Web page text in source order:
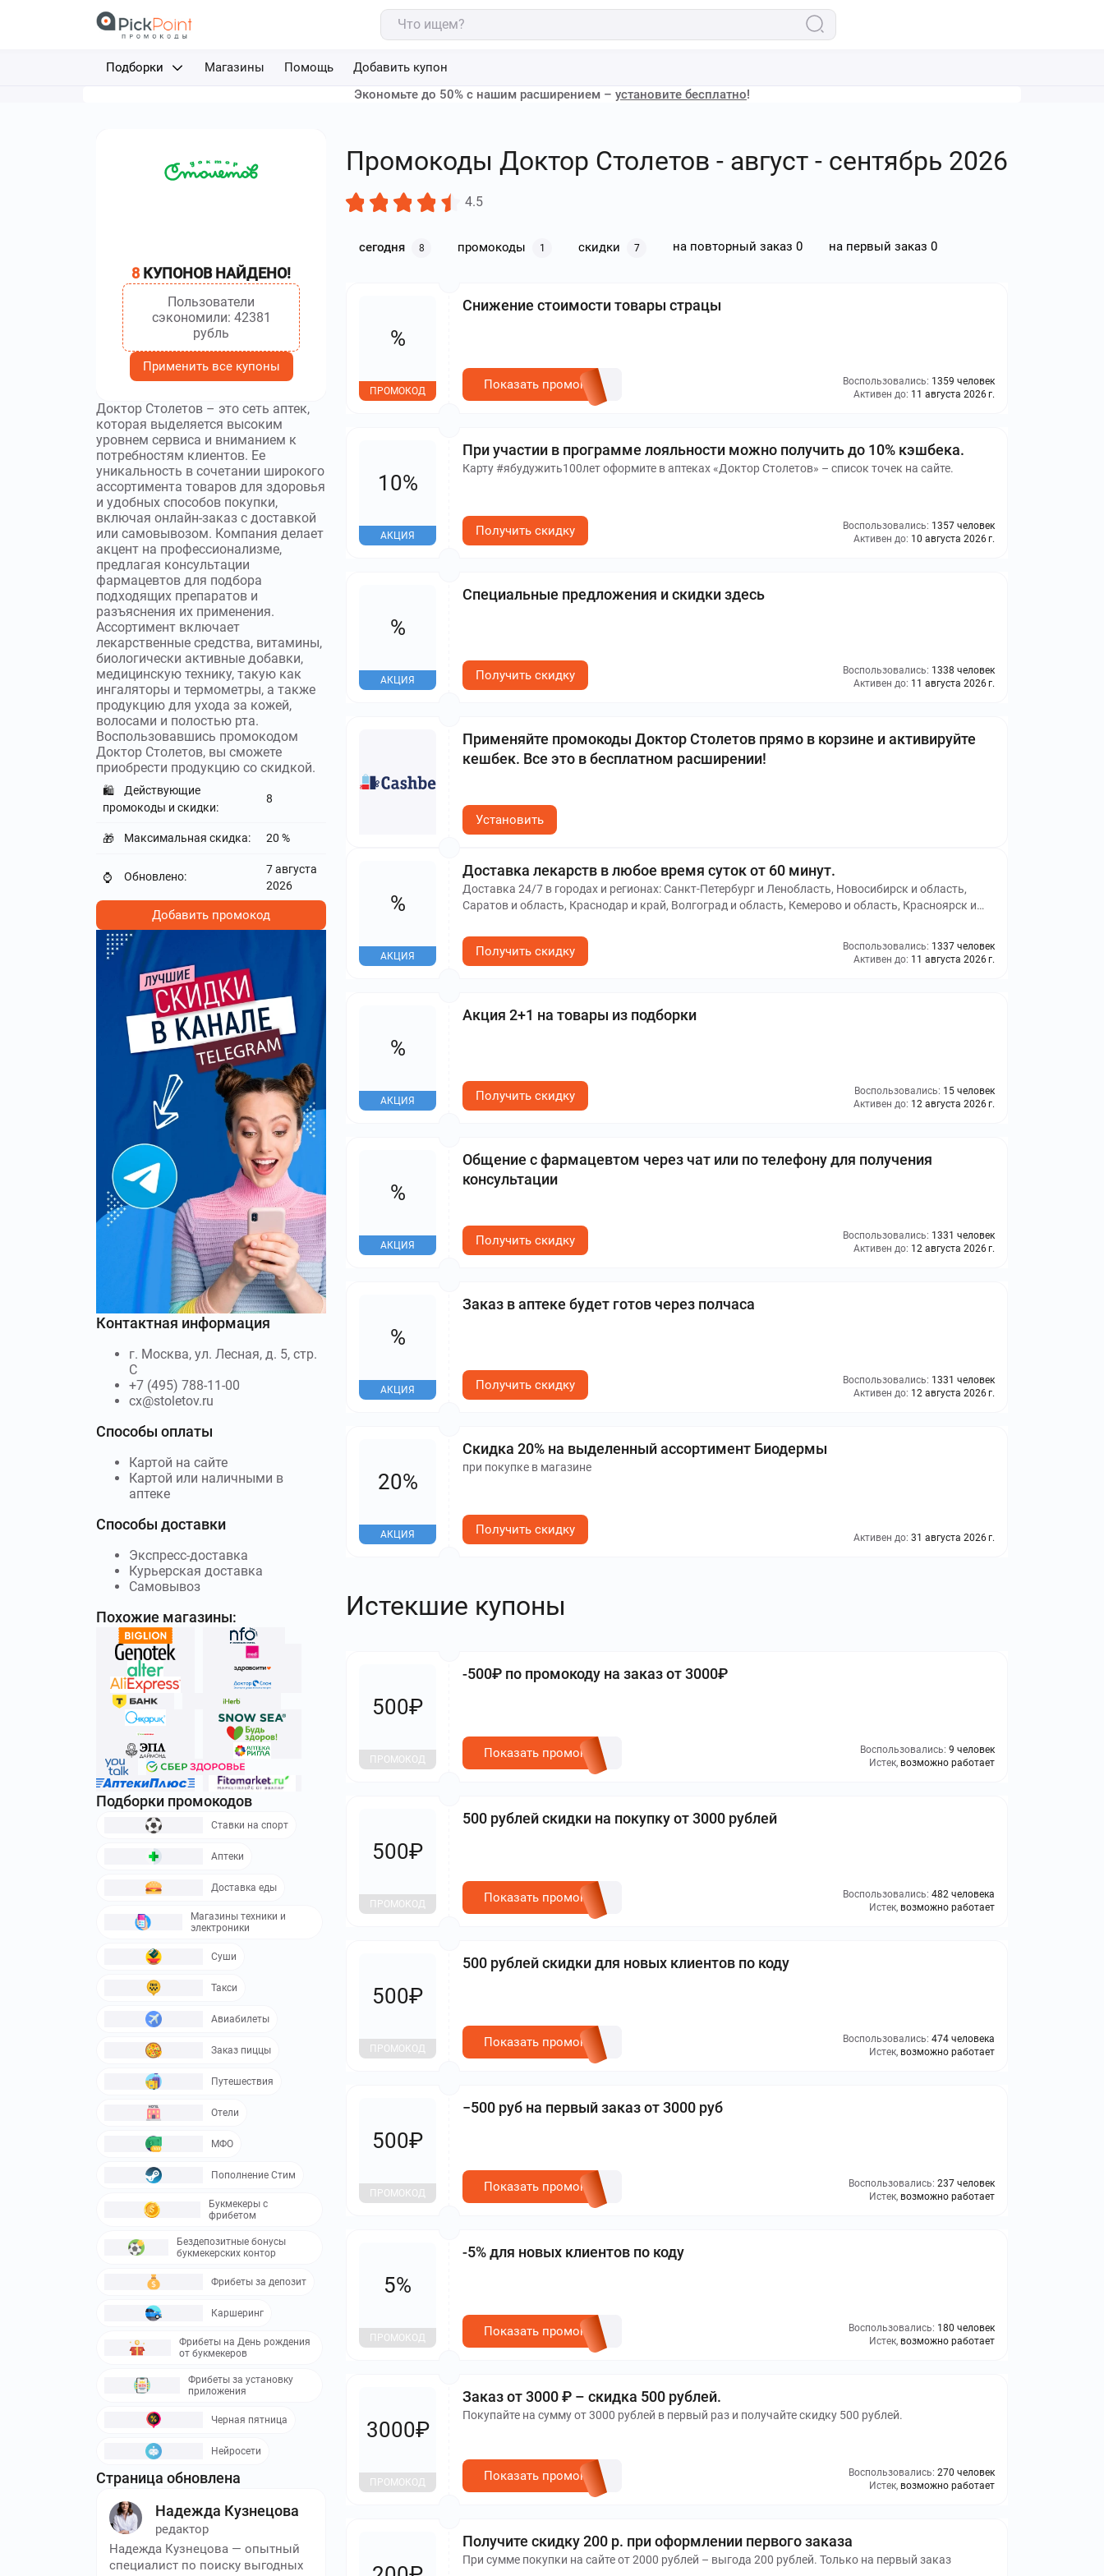
Подборки
Путешествия
Каршеринг
Магазины Помощь
Добавить купон
Экономьте до 50% с нашим расширением – установите бесплатно!
Промокоды Доктор Столетов - август - сентябрь 2026
4.5
сегодня 8 промокоды 1 скидки 7 на повторный заказ 0 на первый заказ 0
Снижение стоимости товары страцы
%
ПРОМОКОД
Воспользовались: 1359 человек
Активен до: 11 августа 2026 г.
Показать промокод
При участии в программе лояльности можно получить до 10% кэшбека.
Карту #ябудужить100лет оформите в аптеках «Доктор Столетов» – список точек на сайте.
10%
АКЦИЯ
Воспользовались: 1357 человек
Активен до: 10 августа 2026 г.
Получить скидку
Специальные предложения и скидки здесь
%
АКЦИЯ
Воспользовались: 1338 человек
Активен до: 11 августа 2026 г.
Получить скидку
Применяйте промокоды Доктор Столетов прямо в корзине и активируйте
кешбек. Все это в бесплатном расширении!
Установить
Доставка лекарств в любое время суток от 60 минут.
Доставка 24/7 в городах и регионах: Санкт-Петербург и Ленобласть, Новосибирск и область,
Саратов и область, Краснодар и край, Волгоград и область, Кемерово и область, Красноярск и
%
АКЦИЯ
Воспользовались: 1337 человек
Активен до: 11 августа 2026 г.
Получить скидку
Акция 2+1 на товары из подборки
%
АКЦИЯ
Воспользовались: 15 человек
Активен до: 12 августа 2026 г.
Получить скидку
Общение с фармацевтом через чат или по телефону для получения
консультации
%
АКЦИЯ
Воспользовались: 1331 человек
Активен до: 12 августа 2026 г.
Получить скидку
Заказ в аптеке будет готов через полчаса
%
АКЦИЯ
Воспользовались: 1331 человек
Активен до: 12 августа 2026 г.
Получить скидку
Скидка 20% на выделенный ассортимент Биодермы
при покупке в магазине
20%
АКЦИЯ Активен до: 31 августа 2026 г.
Получить скидку
Истекшие купоны
-500₽ по промокоду на заказ от 3000₽
500₽
ПРОМОКОД
Воспользовались: 9 человек
Истек, возможно работает
Показать промокод
500 рублей скидки на покупку от 3000 рублей
500₽
ПРОМОКОД
Воспользовались: 482 человека
Истек, возможно работает
Показать промокод
500 рублей скидки для новых клиентов по коду
500₽
ПРОМОКОД
Воспользовались: 474 человека
Истек, возможно работает
Показать промокод
−500 руб на первый заказ от 3000 руб
500₽
ПРОМОКОД
Воспользовались: 237 человек
Истек, возможно работает
Показать промокод
-5% для новых клиентов по коду
5%
ПРОМОКОД
Воспользовались: 180 человек
Истек, возможно работает
Показать промокод
Заказ от 3000 ₽ – скидка 500 рублей.
Покупайте на сумму от 3000 рублей в первый раз и получайте скидку 500 рублей.
3000₽
ПРОМОКОД
Воспользовались: 270 человек
Истек, возможно работает
Показать промокод
Получите скидку 200 р. при оформлении первого заказа
При сумме покупки на сайте от 2000 рублей – выгода 200 рублей. Только на первый заказ
8 КУПОНОВ НАЙДЕНО!
Пользователи
сэкономили: 42381
рубль
Применить все купоны
Доктор Столетов – это сеть аптек,
которая выделяется высоким
уровнем сервиса и вниманием к
потребностям клиентов. Ее
уникальность в сочетании широкого
ассортимента товаров для здоровья
и удобных способов покупки,
включая онлайн-заказ с доставкой
или самовывозом. Компания делает
акцент на профессионализме,
предлагая консультации
фармацевтов для подбора
подходящих препаратов и
разъяснения их применения.
Ассортимент включает
лекарственные средства, витамины,
биологически активные добавки,
медицинскую технику, такую как
ингаляторы и термометры, а также
продукцию для ухода за кожей,
волосами и полостью рта.
Воспользовавшись промокодом
Доктор Столетов, вы сможете
приобрести продукцию со скидкой.
🛍️
Действующие
промокоды и скидки:
8
🎁 Максимальная скидка: 20 %
⌚ Обновлено:
7 августа
2026
Добавить промокод
Контактная информация
г. Москва, ул. Лесная, д. 5, стр.
С
+7 (495) 788-11-00
cx@stoletov.ru
Способы оплаты
Картой на сайте
Картой или наличными в
аптеке
Способы доставки
Экспресс-доставка
Курьерская доставка
Самовывоз
Похожие магазины:
Подборки промокодов
Ставки на спорт
Аптеки
Доставка еды
Магазины техники и
электроники
Суши
Такси
Авиабилеты
Заказ пиццы
Путешествия
Отели
МФО
Пополнение Стим
Букмекеры с
фрибетом
Бездепозитные бонусы
букмекерских контор
Фрибеты за депозит
Каршеринг
Фрибеты на День рождения
от букмекеров
Фрибеты за установку
приложения
Черная пятница
Нейросети
Страница обновлена
Надежда Кузнецова
редактор
Надежда Кузнецова — опытный
специалист по поиску выгодных